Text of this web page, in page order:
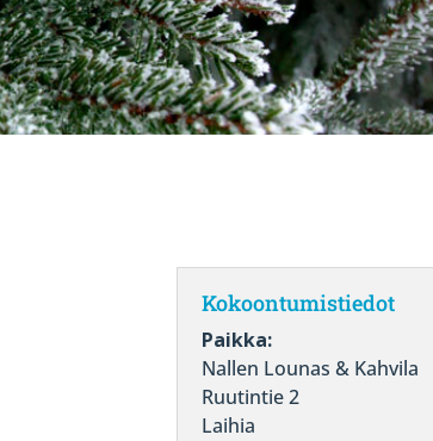
Kokoontumistiedot
Paikka:
Nallen Lounas & Kahvila
Ruutintie 2
Laihia